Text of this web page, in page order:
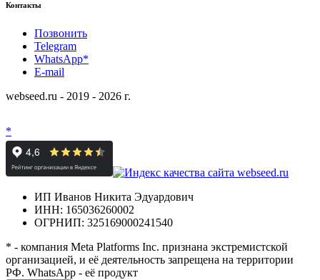
Контакты
Позвонить
Telegram
WhatsApp*
E-mail
webseed.ru - 2019 - 2026 г.
*
ИП Иванов Никита Эдуардович
ИНН: 165036260002
ОГРНИП: 325169000241540
* - компания Meta Platforms Inc. признана экстремистской
организацией, и её деятельность запрещена на территории
РФ. WhatsApp - её продукт